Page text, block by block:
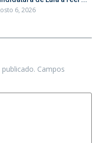
6, 2026
Campos